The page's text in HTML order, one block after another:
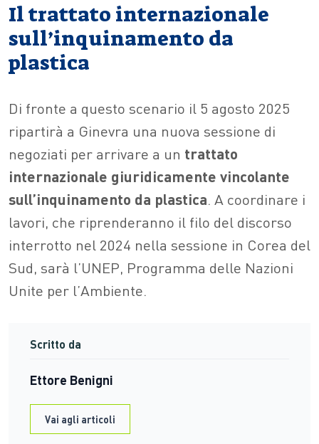
Il trattato internazionale
sull’inquinamento da
plastica
Di fronte a questo scenario il 5 agosto 2025
ripartirà a Ginevra una nuova sessione di
negoziati per arrivare a un trattato
internazionale giuridicamente vincolante
sull’inquinamento da plastica. A coordinare i
lavori, che riprenderanno il filo del discorso
interrotto nel 2024 nella sessione in Corea del
Sud, sarà l’UNEP, Programma delle Nazioni
Unite per l’Ambiente.
Scritto da
Ettore Benigni
Vai agli articoli